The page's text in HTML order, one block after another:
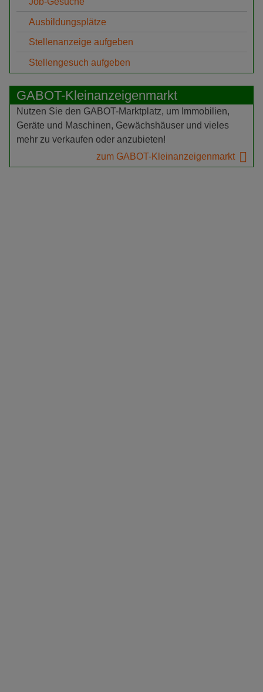
Ausbildungsplätze
Stellenanzeige aufgeben
Stellengesuch aufgeben
GABOT-Kleinanzeigenmarkt
Nutzen Sie den GABOT-Marktplatz, um Immobilien,
Geräte und Maschinen, Gewächshäuser und vieles
mehr zu verkaufen oder anzubieten!
zum GABOT-Kleinanzeigenmarkt